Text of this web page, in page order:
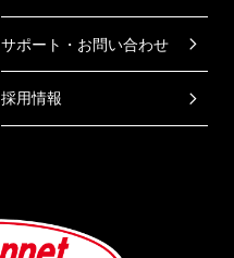
サポート・お問い合わせ
採用情報